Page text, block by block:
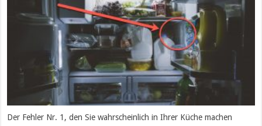
Der Fehler Nr. 1, den Sie wahrscheinlich in Ihrer Küche machen